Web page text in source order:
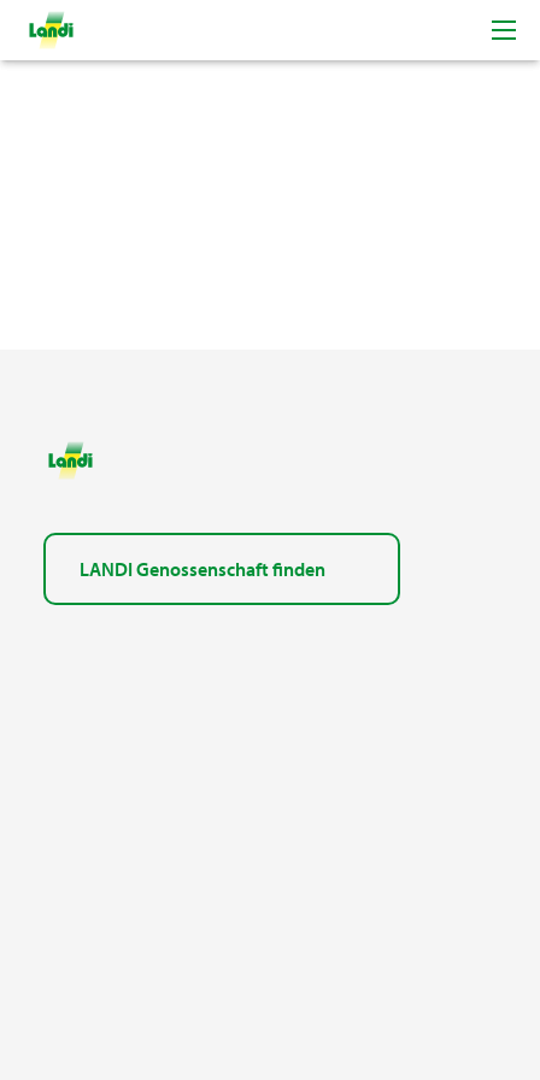
LANDI Genossenschaft finden